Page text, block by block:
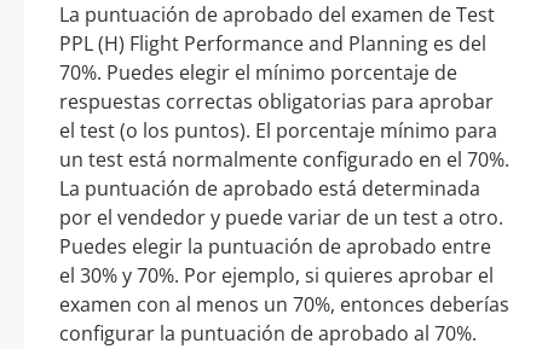
La puntuación de aprobado del examen de Test
PPL (H) Flight Performance and Planning es del
70%. Puedes elegir el mínimo porcentaje de
respuestas correctas obligatorias para aprobar
el test (o los puntos). El porcentaje mínimo para
un test está normalmente configurado en el 70%.
La puntuación de aprobado está determinada
por el vendedor y puede variar de un test a otro.
Puedes elegir la puntuación de aprobado entre
el 30% y 70%. Por ejemplo, si quieres aprobar el
examen con al menos un 70%, entonces deberías
configurar la puntuación de aprobado al 70%.